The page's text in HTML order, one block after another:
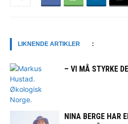
LIKNENDE ARTIKLER :
– VI MÅ STYRKE
NINA BERGE HAR